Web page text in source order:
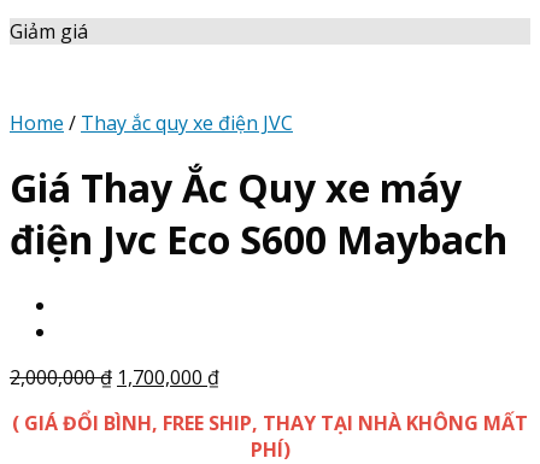
Giảm giá
Home / Thay ắc quy xe điện JVC
Giá Thay Ắc Quy xe máy
điện Jvc Eco S600 Maybach
2,000,000₫ 1,700,000 ₫
( GIÁ ĐỔI BÌNH, FREE SHIP, THAY TẠI NHÀ KHÔNG MẤT
PHÍ)